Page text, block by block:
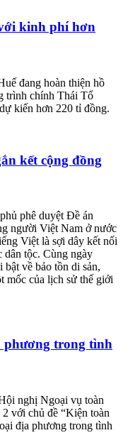
kinh phí hơn
đang hoàn thiện hồ
trình chính Thái Tổ
kiến hơn 220 tỉ đồng.
kết cộng đồng
phê duyệt Đề án
người Việt Nam ở nước
Việt là sợi dây kết nối
dân tộc. Cùng ngày
về bảo tồn di sản,
mốc của lịch sử thế giới
phương trong tình
nghị Ngoại vụ toàn
với chủ đề “Kiện toàn
địa phương trong tình